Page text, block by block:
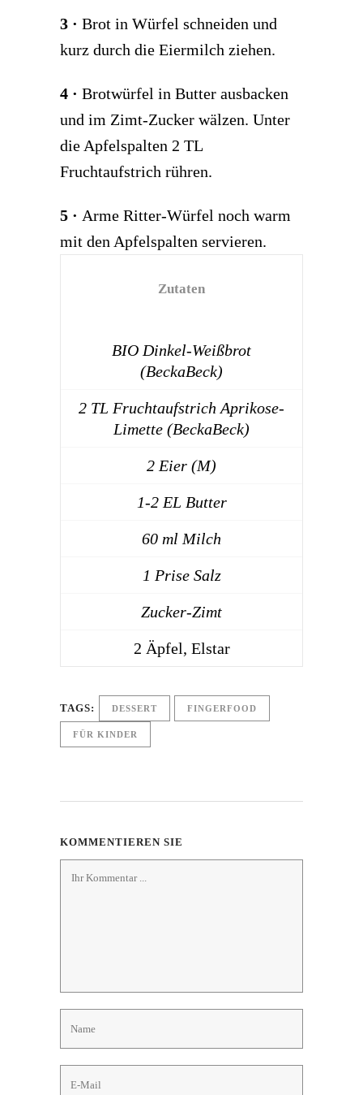
3 · Brot in Würfel schneiden und
kurz durch die Eiermilch ziehen.
4 · Brotwürfel in Butter ausbacken
und im Zimt-Zucker wälzen. Unter
die Apfelspalten 2 TL
Fruchtaufstrich rühren.
5 · Arme Ritter-Würfel noch warm
mit den Apfelspalten servieren.
Zutaten
BIO Dinkel-Weißbrot
(BeckaBeck)
2 TL Fruchtaufstrich Aprikose-
Limette (BeckaBeck)
2 Eier (M)
1-2 EL Butter
60 ml Milch
1 Prise Salz
Zucker-Zimt
2 Äpfel, Elstar
TAGS: DESSERT FINGERFOOD
FÜR KINDER
KOMMENTIEREN SIE